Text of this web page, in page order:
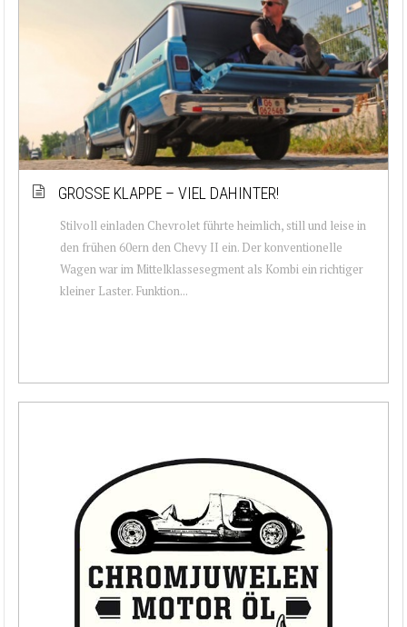
GROSSE KLAPPE – VIEL DAHINTER!
Stilvoll einladen Chevrolet führte heimlich, still und leise in
den frühen 60ern den Chevy II ein. Der konventionelle
Wagen war im Mittelklassesegment als Kombi ein richtiger
kleiner Laster. Funktion...